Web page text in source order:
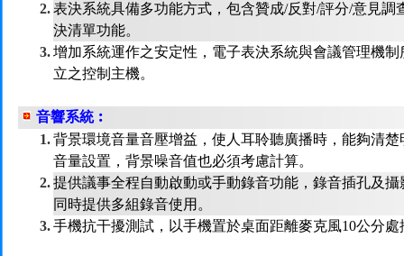
2. 表決系統具備多功能方式，包含贊成/反對/評分/意見調
決清單功能。
3. 增加系統運作之安定性，電子表決系統與會議管理機
立之控制主機。
音響系統︰
1. 背景環境音量音壓增益，使人耳聆聽廣播時，能夠清
音量設置，背景噪音值也必須考慮計算。
2. 提供議事全程自動啟動或手動錄音功能，錄音插孔及
同時提供多組錄音使用。
3. 手機抗干擾測試，以手機置於桌面距離麥克風10公分